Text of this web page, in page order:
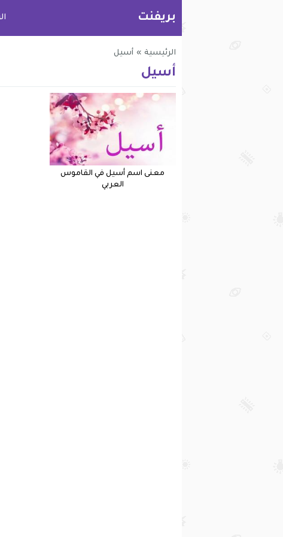
بريفنت
الرئيسية » أسيل
أسيل
معنى اسم أسيل في القاموس
العربي